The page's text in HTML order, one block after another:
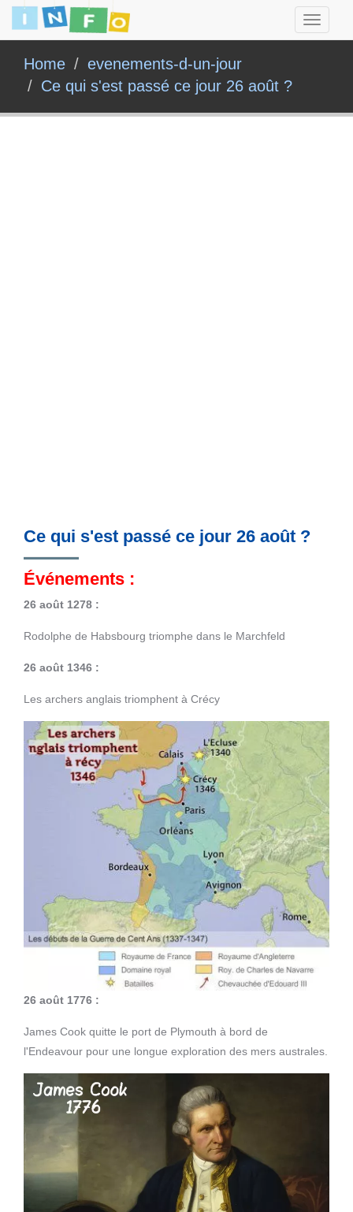
Toggle
Home
evenements-d-un-jour
Ce qui s'est passé ce jour 26 août ?
Ce qui s'est passé ce jour 26 août ?
Événements :
26 août 1278 :
Rodolphe de Habsbourg triomphe dans le Marchfeld
26 août 1346 :
Les archers anglais triomphent à Crécy
26 août 1776 :
James Cook quitte le port de Plymouth à bord de
l'Endeavour pour une longue exploration des mers australes.